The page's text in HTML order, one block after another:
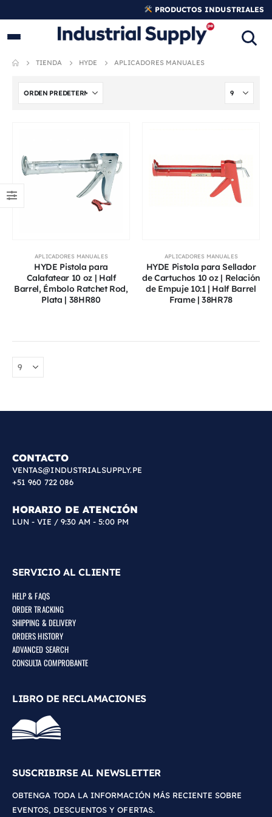
PRODUCTOS INDUSTRIALES
ORIGINALES
TIENDA HYDE APLICADORES MANUALES
APLICADORES MANUALES
HYDE Pistola para
Calafatear 10 oz | Half
Barrel, Émbolo Ratchet Rod,
Plata | 38HR80
APLICADORES MANUALES
HYDE Pistola para Sellador
de Cartuchos 10 oz | Relación
de Empuje 10:1 | Half Barrel
Frame | 38HR78
CONTACTO
VENTAS@INDUSTRIALSUPPLY.PE
+51 960 722 086
HORARIO DE ATENCIÓN
LUN - VIE / 9:30 AM - 5:00 PM
SERVICIO AL CLIENTE
HELP & FAQS
ORDER TRACKING
SHIPPING & DELIVERY
ORDERS HISTORY
ADVANCED SEARCH
CONSULTA COMPROBANTE
LIBRO DE RECLAMACIONES
SUSCRIBIRSE AL NEWSLETTER
OBTENGA TODA LA INFORMACIÓN MÁS RECIENTE SOBRE
EVENTOS, DESCUENTOS Y OFERTAS.